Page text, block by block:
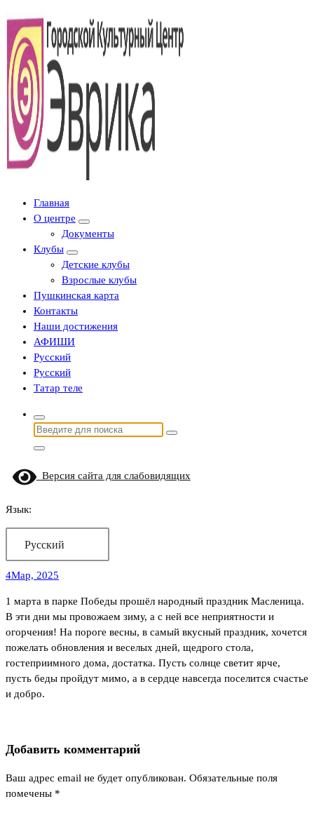
Городской культурный центр, г. Набережные Челны
Главная
О центре
Документы
Клубы
Детские клубы
Взрослые клубы
Пушкинская карта
Контакты
Наши достижения
АФИШИ
Русский
Русский
Татар теле
Найти:
Версия сайта для слабовидящих
Язык:
Русский
4Мар, 2025
1 марта в парке Победы прошёл народный праздник Масленица.
В эти дни мы провожаем зиму, а с ней все неприятности и
огорчения! На пороге весны, в самый вкусный праздник, хочется
пожелать обновления и веселых дней, щедрого стола,
гостеприимного дома, достатка. Пусть солнце светит ярче,
пусть беды пройдут мимо, а в сердце навсегда поселится счастье
и добро.
Добавить комментарий
Ваш адрес email не будет опубликован. Обязательные поля
помечены *